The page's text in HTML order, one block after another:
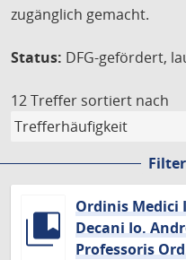
zugänglich gemacht.
Status: DFG-gefördert,
12 Treffer sortiert nach
Ordinis Medici
Decani Io.
Professoris